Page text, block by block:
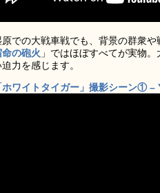
原での大戦車戦でも、背景の群衆
の砲火 」ではほぼすべてが実物
力を感じます。
ホワイトタイガー」撮影シーン① –